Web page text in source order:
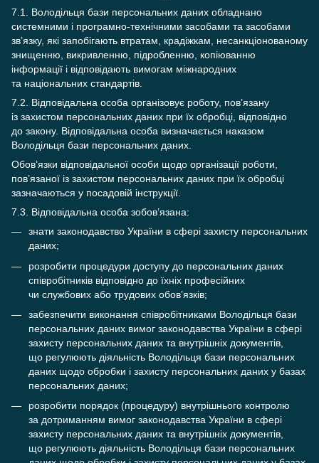
7.1. Володільця бази персональних даних обладнано
системними і програмно-технічними засобами та засобами
зв’язку, які запобігають втратам, крадіжкам, несанкціонованому
знищенню, викривленню, підробленню, копіюванню
інформації і відповідають вимогам міжнародних
та національних стандартів.
7.2. Відповідальна особа організовує роботу, пов’язану
із захистом персональних даних при їх обробці, відповідно
до закону. Відповідальна особа визначається наказом
Володільця бази персональних даних.
Обов’язки відповідальної особи щодо організації роботи,
пов’язаної із захистом персональних даних при їх обробці
зазначаються у посадовій інструкції.
7.3. Відповідальна особа зобов’язана:
знати законодавство України в сфері захисту персональних
даних;
розробити процедури доступу до персональних даних
співробітників відповідно до їхніх професійних
чи службових або трудових обов’язків;
забезпечити виконання співробітниками Володільця бази
персональних даних вимог законодавства України в сфері
захисту персональних даних та внутрішніх документів,
що регулюють діяльність Володільця бази персональних
даних щодо обробки і захисту персональних даних у базах
персональних даних;
розробити порядок (процедуру) внутрішнього контролю
за дотриманням вимог законодавства України в сфері
захисту персональних даних та внутрішніх документів,
що регулюють діяльність Володільця бази персональних